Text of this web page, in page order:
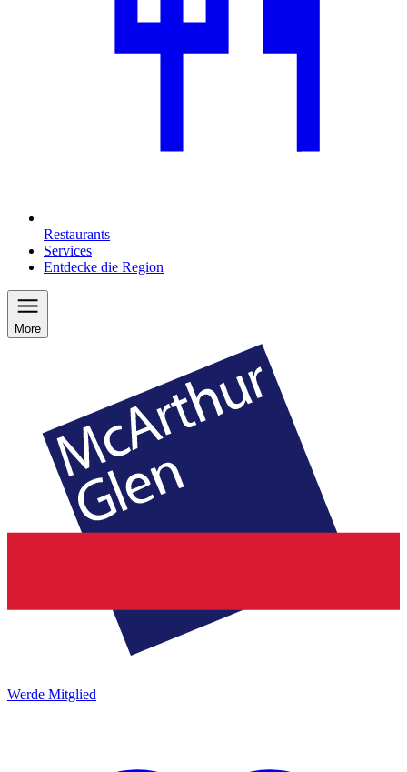
Restaurants
Services
Entdecke die Region
More
Werde Mitglied